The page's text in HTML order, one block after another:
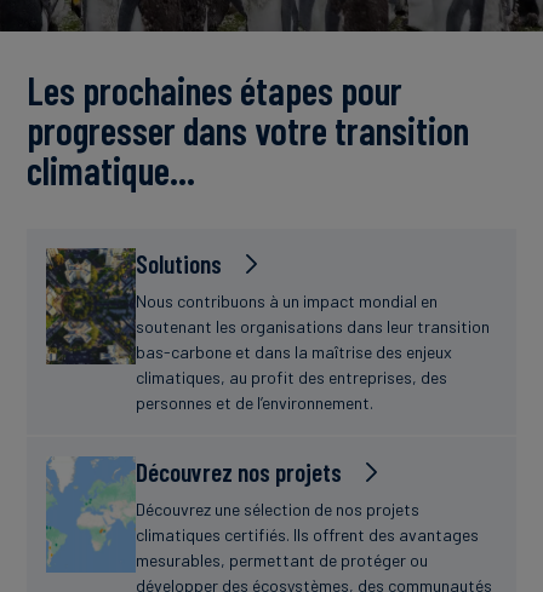
Les prochaines étapes pour
progresser dans votre transition
climatique…
Solutions
Nous contribuons à un impact mondial en
soutenant les organisations dans leur transition
bas-carbone et dans la maîtrise des enjeux
climatiques, au profit des entreprises, des
personnes et de l’environnement.
Découvrez nos projets
Découvrez une sélection de nos projets
climatiques certifiés. Ils offrent des avantages
mesurables, permettant de protéger ou
développer des écosystèmes, des communautés